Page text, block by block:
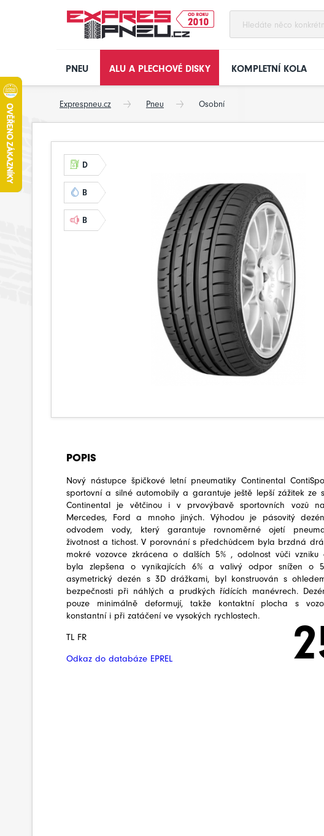
PNEU ALU A PLECHOVÉ DISKY KOMPLETNÍ KOLA
Exprespneu.cz Pneu Osobní
D
B
B
POPIS
Nový nástupce špičkové letní pneumatiky Continental
sportovní a silné automobily a garantuje ještě lepší zážitek ze
Continental je větčinou i v prvovýbavě sportovních vozů
Mercedes, Ford a mnoho jiných. Výhodou je pásovitý
odvodem vody, který garantuje rovnoměrné ojetí
životnost a tichost. V porovnání s předchůdcem byla brzdná
mokré vozovce zkrácena o dalších 5% , odolnost vůči vzniku
byla zlepšena o vynikajících 6% a valivý odpor snížen o
asymetrický dezén s 3D drážkami, byl konstruován s
bezpečnosti při náhlých a prudkých řídících manévrech.
pouze minimálně deformují, takže kontaktní plocha s
konstantní i při zatáčení ve vysokých rychlostech.
TL FR
Odkaz do databáze EPREL